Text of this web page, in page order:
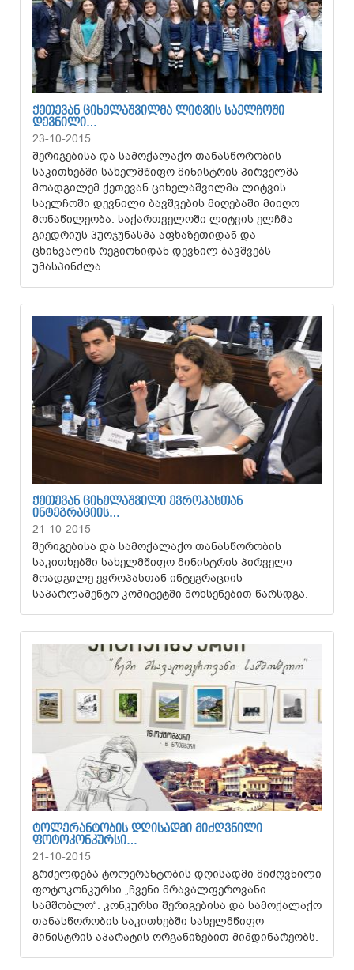
ᲥᲔᲗᲔᲕᲐᲜ ᲪᲘᲮᲔᲚᲐᲨᲕᲘᲚᲛᲐ ᲚᲘᲢᲕᲘᲡ ᲡᲐᲔᲚᲩᲝᲨᲘ
ᲓᲔᲕᲜᲘᲚᲘ…
23-10-2015
შერიგებისა და სამოქალაქო თანასწორობის
საკითხებში სახელმწიფო მინისტრის პირველმა
მოადგილემ ქეთევან ციხელაშვილმა ლიტვის
საელჩოში დევნილი ბავშვების მიღებაში მიიღო
მონაწილეობა. საქართველოში ლიტვის ელჩმა
გიედრიუს პუოჯუნასმა აფხაზეთიდან და
ცხინვალის რეგიონიდან დევნილ ბავშვებს
უმასპინძლა.
ᲥᲔᲗᲔᲕᲐᲜ ᲪᲘᲮᲔᲚᲐᲨᲕᲘᲚᲘ ᲔᲕᲠᲝᲞᲐᲡᲗᲐᲜ
ᲘᲜᲢᲔᲒᲠᲐᲪᲘᲘᲡ…
21-10-2015
შერიგებისა და სამოქალაქო თანასწორობის
საკითხებში სახელმწიფო მინისტრის პირველი
მოადგილე ევროპასთან ინტეგრაციის
საპარლამენტო კომიტეტში მოხსენებით წარსდგა.
ᲢᲝᲚᲔᲠᲐᲜᲢᲝᲑᲘᲡ ᲓᲦᲘᲡᲐᲓᲛᲘ ᲛᲘᲫᲦᲕᲜᲘᲚᲘ
ᲤᲝᲢᲝᲙᲝᲜᲙᲣᲠᲡᲘ…
21-10-2015
გრძელდება ტოლერანტობის დღისადმი მიძღვნილი
ფოტოკონკურსი „ჩვენი მრავალფეროვანი
სამშობლო“. კონკურსი შერიგებისა და სამოქალაქო
თანასწორობის საკითხებში სახელმწიფო
მინისტრის აპარატის ორგანიზებით მიმდინარეობს.